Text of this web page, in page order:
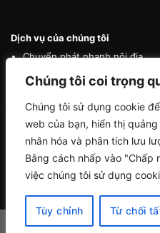
Chúng tôi coi trọng
Chúng tôi sử dụng cookie
web của bạn, hiển thị
nhân hóa và phân tích lưu
Bằng cách nhấp vào "Chấp
việc chúng tôi sử dụng
Tùy chỉnh Từ chối
Dịch vụ của chúng tôi
Chuyển phát nhanh nội địa
Chuyển phát nhanh quốc tế
Vận chuyển thú cưng
Mua hộ hàng nước ngoài
Copyright 2026